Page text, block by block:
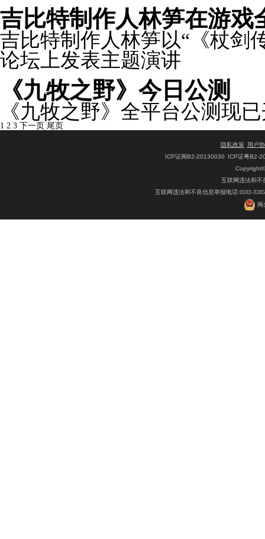
吉比特制作人林笋在游戏
吉比特制作人林笋以“《杖剑
论坛上发表主题演讲
《九牧之野》今日公测
《九牧之野》全平台公测现
1 2 3 下一页 尾页
隐私政策
用户
ICP证闽B2-20130030 ICP证粤B2-
互联网违法和不
互联网违法和不良信息举报电话:0592-
闽